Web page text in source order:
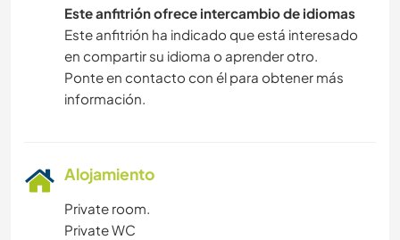
Este anfitrión ofrece intercambio de idiomas
Este anfitrión ha indicado que está interesado
en compartir su idioma o aprender otro.
Ponte en contacto con él para obtener más
información.
Alojamiento
Private room.
Private WC